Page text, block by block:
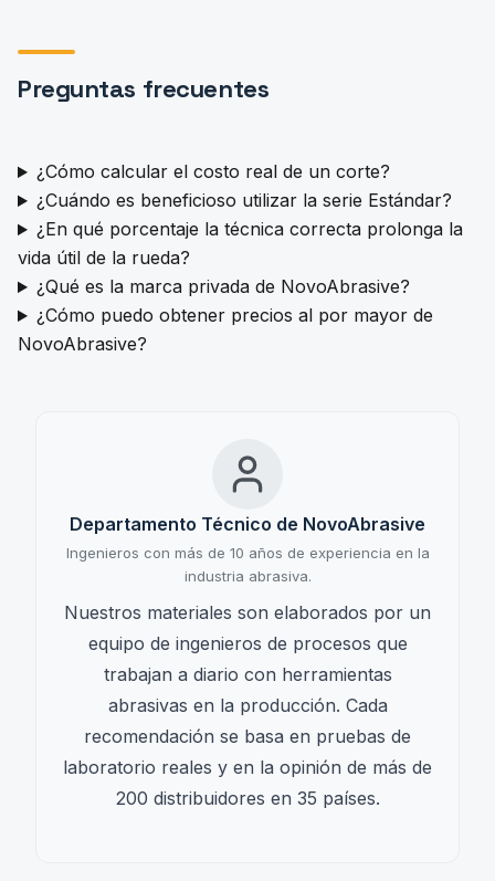
Preguntas frecuentes
¿Cómo calcular el costo real de un corte?
¿Cuándo es beneficioso utilizar la serie Estándar?
¿En qué porcentaje la técnica correcta prolonga la
vida útil de la rueda?
¿Qué es la marca privada de NovoAbrasive?
¿Cómo puedo obtener precios al por mayor de
NovoAbrasive?
Departamento Técnico de NovoAbrasive
Ingenieros con más de 10 años de experiencia en la
industria abrasiva.
Nuestros materiales son elaborados por un
equipo de ingenieros de procesos que
trabajan a diario con herramientas
abrasivas en la producción. Cada
recomendación se basa en pruebas de
laboratorio reales y en la opinión de más de
200 distribuidores en 35 países.